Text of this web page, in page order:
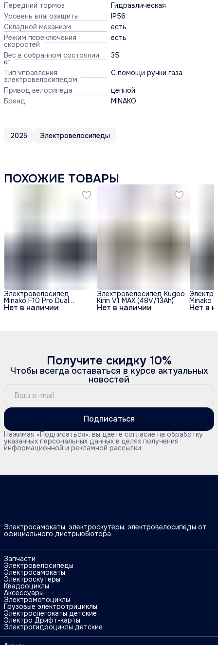
Передний тормоз
Гидравлическая
Уровень влагозащиты
IP56
Складной механизм
есть
Режим переключения
скоростей
есть
Вес в собранном состоянии,
кг
35
Тип управления
электровелосипедом
С помощи ручки газа
Привод велосипеда
цепной
Бренд
MINAKO
2025 Электровелосипеды
ПОХОЖИЕ ТОВАРЫ
Нет в наличии
Электровелосипед
Minako F10 Pro Dual
48V/20Ah (полный Нет в наличии
Электровелосипед Kugoo
Kirin V1 MAX (48V/13Ah)
Нет в
Minako
48V/
Получите скидку 10%
Чтобы всегда оставаться в курсе актуальных
новостей
Подписаться
Нажимая «Подписаться», вы даете согласие на обработку
указанных персональных данных в целях получения
информационной и рекламной рассылки
Электросамокаты, электроскутеры, электровелосипеды от
официального дистрьюбютора
Запчасти
Электровелосипеды
Электросамокаты
Электроскутеры
Квадроциклы
Аксессуары
Электромотоциклы
Грузовые электротрициклы
Электроснегокаты детские
Электро Дрифт-карты
Электрогидроциклы детские